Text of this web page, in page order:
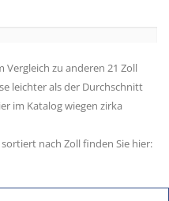
Vergleich zu anderen 21 Zoll
leichter als der Durchschnitt
im Katalog wiegen zirka
nach Zoll finden Sie hier: